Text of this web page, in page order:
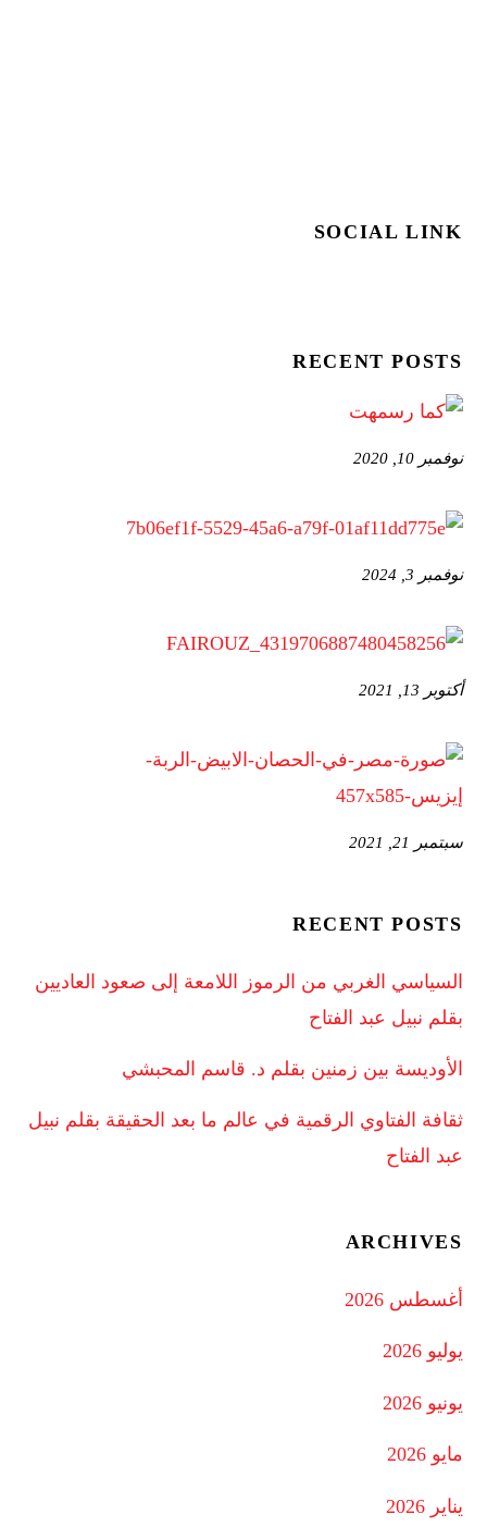
SOCIAL LINK
RECENT POSTS
نوفمبر 10, 2020
نوفمبر 3, 2024
أكتوبر 13, 2021
سبتمبر 21, 2021
RECENT POSTS
السياسي الغربي من الرموز اللامعة إلى صعود العاديين
بقلم نبيل عبد الفتاح
الأوديسة بين زمنين بقلم د. قاسم المحبشي
ثقافة الفتاوي الرقمية في عالم ما بعد الحقيقة بقلم نبيل
عبد الفتاح
ARCHIVES
أغسطس 2026
يوليو 2026
يونيو 2026
مايو 2026
يناير 2026